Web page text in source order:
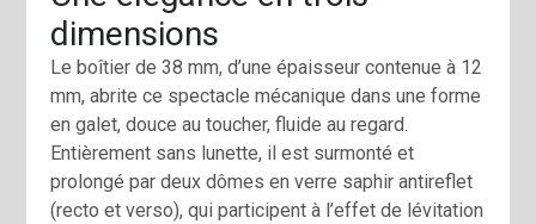
dimensions
Le boîtier de 38 mm, d’une épaisseur contenue à 12
mm, abrite ce spectacle mécanique dans une forme
en galet, douce au toucher, fluide au regard.
Entièrement sans lunette, il est surmonté et
prolongé par deux dômes en verre saphir antireflet
(recto et verso), qui participent à l’effet de lévitation